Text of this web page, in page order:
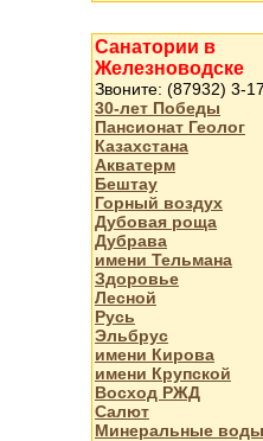
Санатории в
Железноводске
Звоните: (87932) 3-
30-лет Победы
Пансионат Геолог
Казахстана
Акватерм
Бештау
Горный воздух
Дубовая роща
Дубрава
имени Тельмана
Здоровье
Лесной
Русь
Эльбрус
имени Кирова
имени Крупской
Восход РЖД
Салют
Минеральные воды